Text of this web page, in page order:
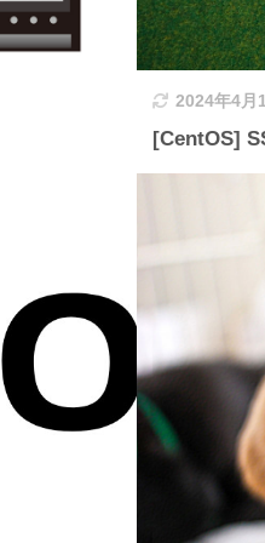
2024年4月
[CentOS]